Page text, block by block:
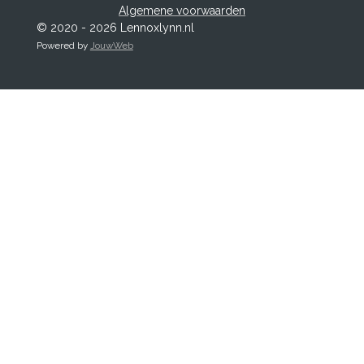
Algemene voorwaarden
© 2020 - 2026 Lennoxlynn.nl
Powered by JouwWeb